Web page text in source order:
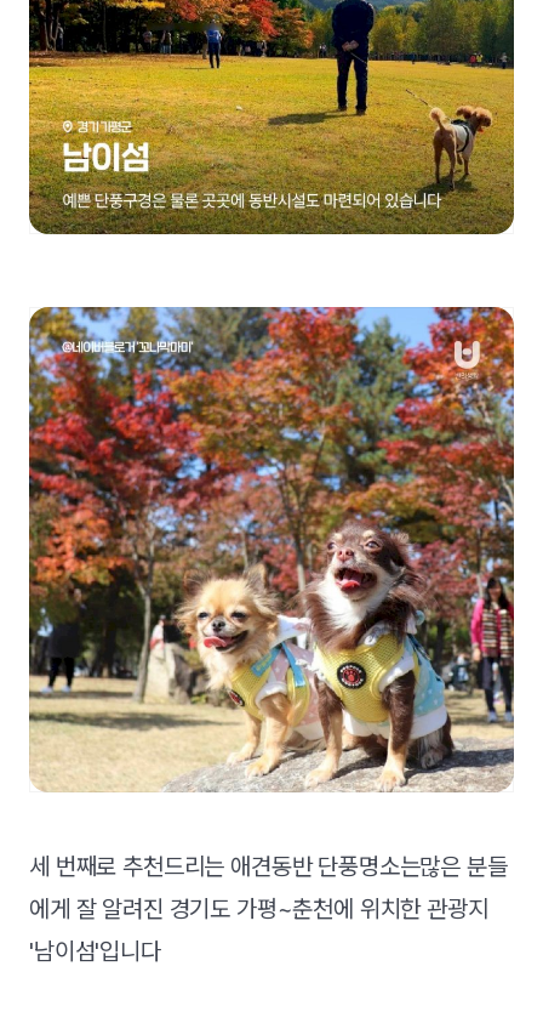
세 번째로 추천드리는 애견동반 단풍명소는많은 분들
에게 잘 알려진 경기도 가평~춘천에 위치한 관광지
'남이섬'입니다